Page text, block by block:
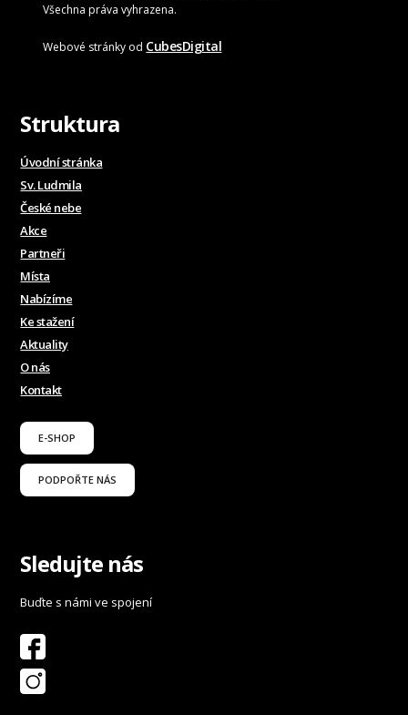
Všechna práva vyhrazena.
Webové stránky od CubesDigital
Struktura
Úvodní stránka
Sv. Ludmila
České nebe
Akce
Partneři
Místa
Nabízíme
Ke stažení
Aktuality
O nás
Kontakt
E-SHOP
PODPOŘTE NÁS
Sledujte nás
Buďte s námi ve spojení